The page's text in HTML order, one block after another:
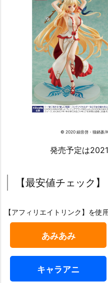
© 2020 細音啓・猫鍋蒼/
発売予定は
【最安値チェック】
【アフィリエイトリンク】を使
あみあみ
キャラアニ